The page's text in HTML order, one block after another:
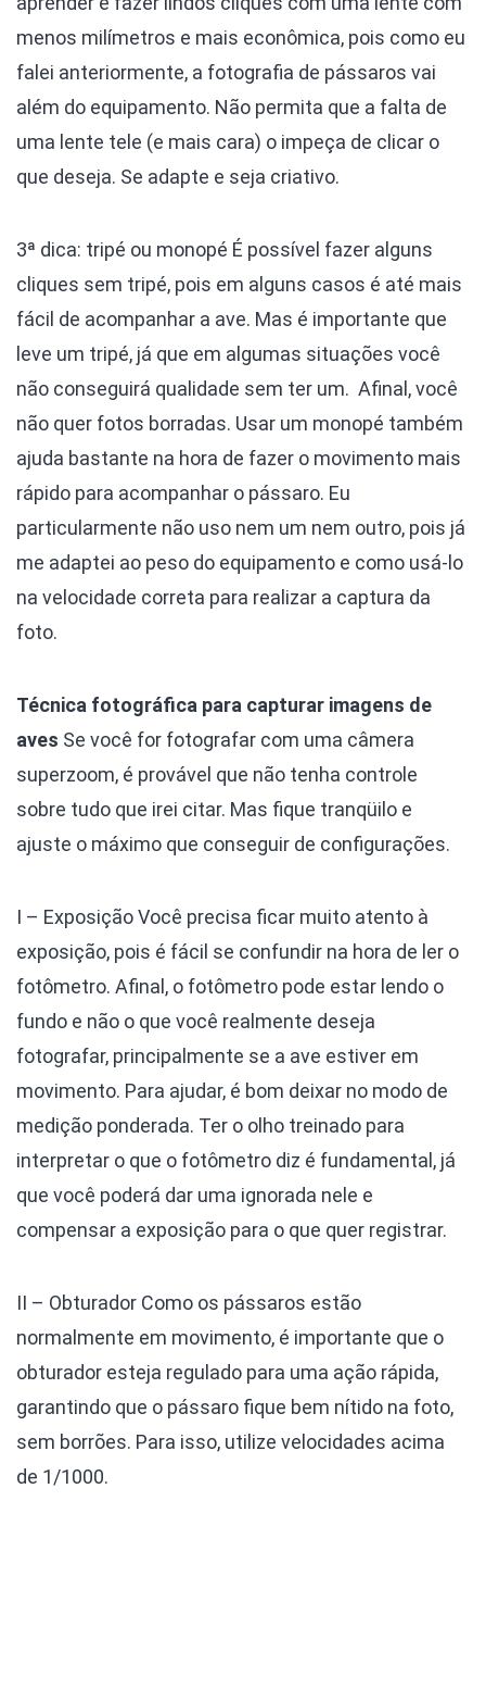
menos milímetros e mais econômica, pois como eu
falei anteriormente, a fotografia de pássaros vai
além do equipamento. Não permita que a falta de
uma lente tele (e mais cara) o impeça de clicar o
que deseja. Se adapte e seja criativo.
3ª dica: tripé ou monopé É possível fazer alguns
cliques sem tripé, pois em alguns casos é até mais
fácil de acompanhar a ave. Mas é importante que
leve um tripé, já que em algumas situações você
não conseguirá qualidade sem ter um. Afinal, você
não quer fotos borradas. Usar um monopé também
ajuda bastante na hora de fazer o movimento mais
rápido para acompanhar o pássaro. Eu
particularmente não uso nem um nem outro, pois já
me adaptei ao peso do equipamento e como usá-lo
na velocidade correta para realizar a captura da
foto.
Técnica fotográfica para capturar imagens de
aves Se você for fotografar com uma câmera
superzoom, é provável que não tenha controle
sobre tudo que irei citar. Mas fique tranqüilo e
ajuste o máximo que conseguir de configurações.
I – ExposiçãoVocê precisa ficar muito atento à
exposição, pois é fácil se confundir na hora de ler o
fotômetro. Afinal, o fotômetro pode estar lendo o
fundo e não o que você realmente deseja
fotografar, principalmente se a ave estiver em
movimento. Para ajudar, é bom deixar no modo de
medição ponderada. Ter o olho treinado para
interpretar o que o fotômetro diz é fundamental, já
que você poderá dar uma ignorada nele e
compensar a exposição para o que quer registrar.
II – Obturador Como os pássaros estão
normalmente em movimento, é importante que o
obturador esteja regulado para uma ação rápida,
garantindo que o pássaro fique bem nítido na foto,
sem borrões. Para isso, utilize velocidades acima
de 1/1000.